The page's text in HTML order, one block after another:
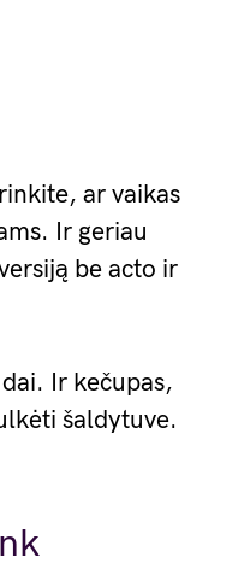
ar vaikas
Ir geriau
be acto ir
Ir kečupas,
šaldytuve.